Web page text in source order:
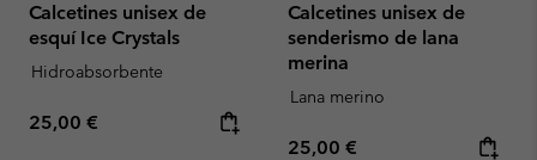
Calcetines unisex de
esquí Ice Crystals
Hidroabsorbente
Regular price:
25,00 €
Calcetines unisex de
senderismo de lana
merina
Lana merino
Regular price:
25,00 €